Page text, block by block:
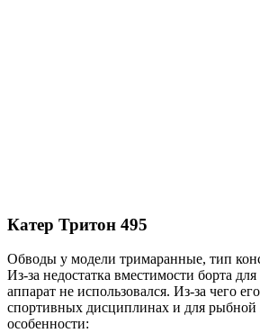
Катер Тритон 495
Обводы у модели тримаранные, тип
Из-за недостатка вместимости борта
аппарат не использовался. Из-за чего
спортивных дисциплинах и для
особенности: